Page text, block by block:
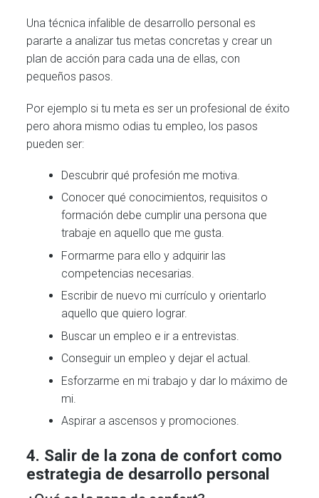
Una técnica infalible de desarrollo personal es
pararte a analizar tus metas concretas y crear un
plan de acción para cada una de ellas, con
pequeños pasos.
Por ejemplo si tu meta es ser un profesional de éxito
pero ahora mismo odias tu empleo, los pasos
pueden ser:
Descubrir qué profesión me motiva.
Conocer qué conocimientos, requisitos o
formación debe cumplir una persona que
trabaje en aquello que me gusta.
Formarme para ello y adquirir las
competencias necesarias.
Escribir de nuevo mi currículo y orientarlo
aquello que quiero lograr.
Buscar un empleo e ir a entrevistas.
Conseguir un empleo y dejar el actual.
Esforzarme en mi trabajo y dar lo máximo de
mi.
Aspirar a ascensos y promociones.
4. Salir de la zona de confort como
estrategia de desarrollo personal